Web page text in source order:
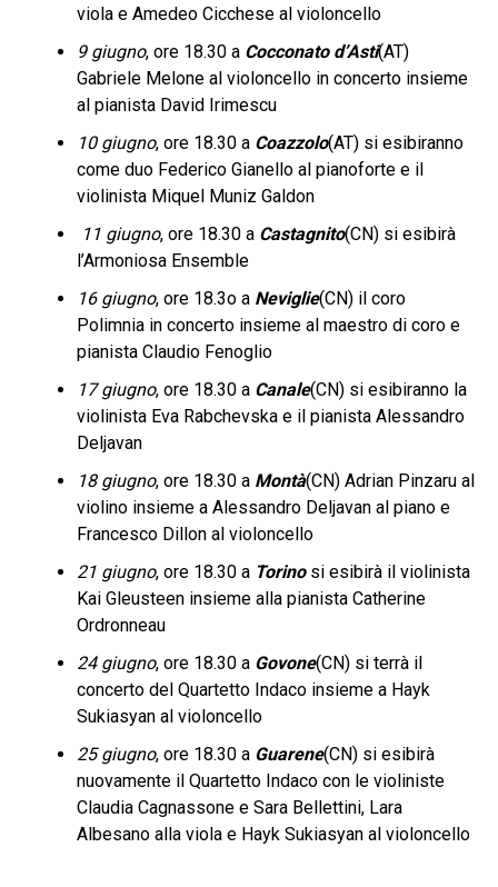
viola e Amedeo Cicchese al violoncello
9 giugno, ore 18.30 a Cocconato d’Asti(AT)
Gabriele Melone al violoncello in concerto insieme
al pianista David Irimescu
10 giugno, ore 18.30 a Coazzolo(AT) si esibiranno
come duo Federico Gianello al pianoforte e il
violinista Miquel Muniz Galdon
11 giugno, ore 18.30 a Castagnito(CN) si esibirà
l’Armoniosa Ensemble
16 giugno, ore 18.3o a Neviglie(CN) il coro
Polimnia in concerto insieme al maestro di coro e
pianista Claudio Fenoglio
17 giugno, ore 18.30 a Canale(CN) si esibiranno la
violinista Eva Rabchevska e il pianista Alessandro
Deljavan
18 giugno, ore 18.30 a Montà(CN) Adrian Pinzaru al
violino insieme a Alessandro Deljavan al piano e
Francesco Dillon al violoncello
21 giugno, ore 18.30 a Torinosi esibirà il violinista
Kai Gleusteen insieme alla pianista Catherine
Ordronneau
24 giugno, ore 18.30 a Govone(CN) si terrà il
concerto del Quartetto Indaco insieme a Hayk
Sukiasyan al violoncello
25 giugno, ore 18.30 a Guarene(CN) si esibirà
nuovamente il Quartetto Indaco con le violiniste
Claudia Cagnassone e Sara Bellettini, Lara
Albesano alla viola e Hayk Sukiasyan al violoncello